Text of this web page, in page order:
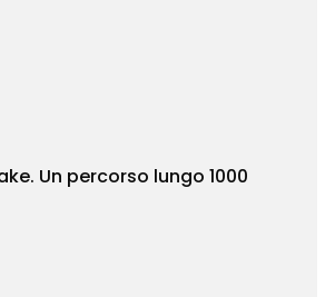
Un percorso lungo 1000